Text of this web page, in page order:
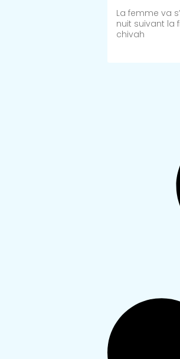
La femme va
nuit suivant la
chivah